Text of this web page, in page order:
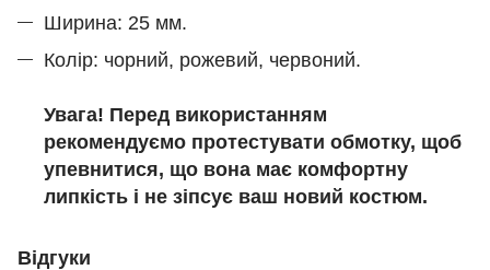
Ширина: 25 мм.
Колір: чорний, рожевий, червоний.
Увага! Перед використанням
рекомендуємо протестувати обмотку, щоб
упевнитися, що вона має комфортну
липкість і не зіпсує ваш новий костюм.
Відгуки